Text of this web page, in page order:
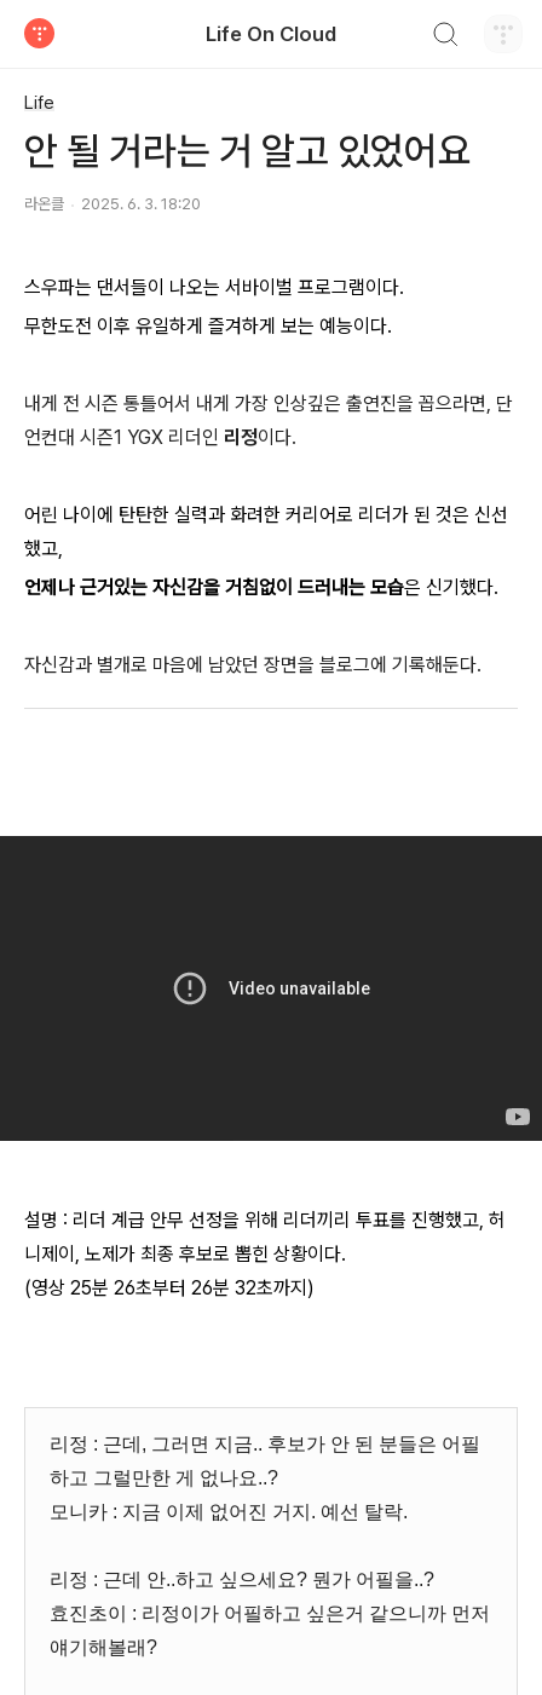
Life On Cloud
Life
안 될 거라는 거 알고 있었어요
라온클 2025. 6. 3. 18:20
스우파는 댄서들이 나오는 서바이벌 프로그램이다.
무한도전 이후 유일하게 즐겨하게 보는 예능이다.
내게 전 시즌 통틀어서 내게 가장 인상깊은 출연진을 꼽으라면, 단
언컨대 시즌1 YGX 리더인 리정이다.
어린 나이에 탄탄한 실력과 화려한 커리어로 리더가 된 것은 신선
했고,
언제나 근거있는 자신감을 거침없이 드러내는 모습은 신기했다.
자신감과 별개로 마음에 남았던 장면을 블로그에 기록해둔다.
설명 : 리더 계급 안무 선정을 위해 리더끼리 투표를 진행했고, 허
니제이, 노제가 최종 후보로 뽑힌 상황이다.
(영상 25분 26초부터 26분 32초까지)
리정 : 근데, 그러면 지금.. 후보가 안 된 분들은 어필
하고 그럴만한 게 없나요..?
모니카 : 지금 이제 없어진 거지. 예선 탈락.
리정 : 근데 안..하고 싶으세요? 뭔가 어필을..?
효진초이 : 리정이가 어필하고 싶은거 같으니까 먼저
얘기해볼래?